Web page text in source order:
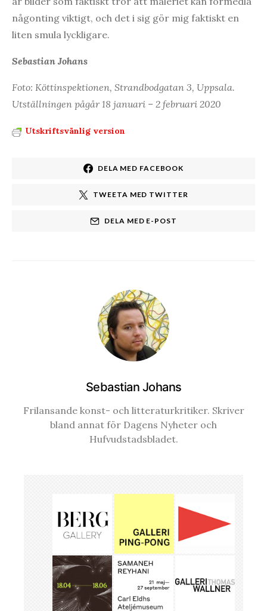
någonting viktigt, och det i sig gör mig faktiskt en
liten smula lyckligare.
Sebastian Johans
Foto: Köttinspektionen, Strandbodgatan 3, Uppsala.
Utställningen pågår 18 januari – 2 februari 2020
Utskriftsvänlig version
DELA MED FACEBOOK
TWEETA MED TWITTER
DELA MED E-POST
Sebastian Johans
Frilansande konst- och litteraturkritiker. Skriver
bland annat för Dagens Nyheter och
Hufvudstadsbladet.